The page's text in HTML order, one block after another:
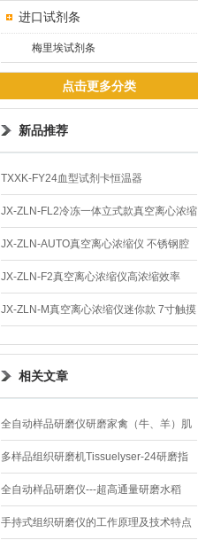
进口试剂条
梅里埃试剂条
点击更多分类
新品推荐
TXXK-FY24血型试剂卡恒温器
JX-ZLN-FL2冷冻一体立式款真空离心浓缩
仪 低温功能
JX-ZLN-AUTO真空离心浓缩仪 不锈钢腔
体
JX-ZLN-F2真空离心浓缩仪高浓缩效率
JX-ZLN-M真空离心浓缩仪迷你款 7寸触摸
屏
相关文章
全自动样品研磨仪研磨家禽（牛、羊）肌
肉中DNA提取-上海净信
多样品组织研磨机Tissuelyser-24研磨指
甲-上海净信
全自动样品研磨仪---超高通量研磨水稻
手持式组织研磨仪的工作原理及技术特点